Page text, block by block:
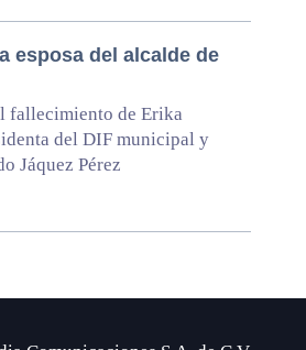
esposa del alcalde de
fallecimiento de Erika
del DIF municipal y
Jáquez Pérez